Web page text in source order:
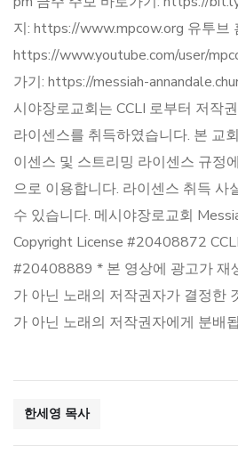
지: https://www.mpcow.org 유투브
https://www.youtube.com/user/
가기: https://messiah-
시야장로교회는 CCLI 로부터 저작
라이센스를 취득하였습니다. 본 교
이센스 및 스트리밍 라이센스 규정
으로 이용합니다. 라이센스 취득 사
수 있습니다. 메시야장로교회
Copyright License #20408872
#20408889 * 본 영상에 광고가 재
가 아닌 노래의 저작권자가 결정한
가 아닌 노래의 저작권자에게 분배
한세영 목사